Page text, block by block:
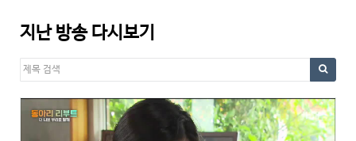
지난 방송 다시보기